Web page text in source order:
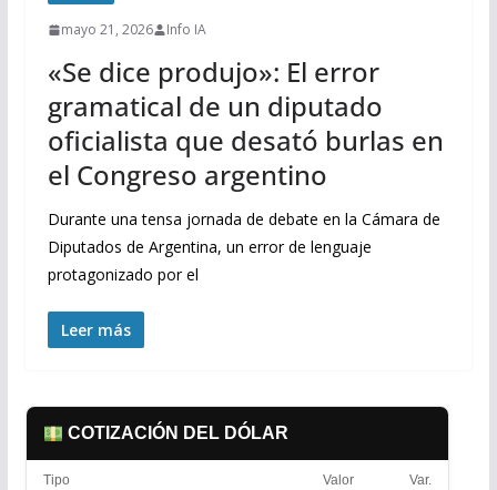
mayo 21, 2026 Info IA
«Se dice produjo»: El error
gramatical de un diputado
oficialista que desató burlas en
el Congreso argentino
Durante una tensa jornada de debate en la Cámara de
Diputados de Argentina, un error de lenguaje
protagonizado por el
Leer más
COTIZACIÓN DEL DÓLAR
Tipo Valor Var.